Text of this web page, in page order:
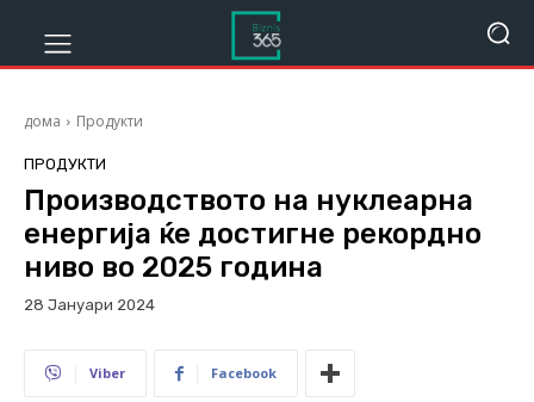
дома Продукти
ПРОДУКТИ
Производството на нуклеарна
енергија ќе достигне рекордно
ниво во 2025 година
28 Јануари 2024
Viber Facebook